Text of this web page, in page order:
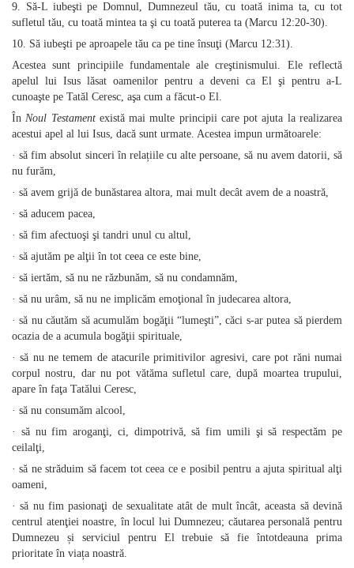
9. Să‑L iubeşti pe Domnul, Dumnezeul tău, cu toată inima ta, cu tot
sufletul tău, cu toată mintea ta şi cu toată puterea ta (Marcu 12:20‑30).
10. Să iubeşti pe aproapele tău ca pe tine însuţi (Marcu 12:31).
Acestea sunt principiile fundamentale ale creştinismului. Ele reflectă
apelul lui Isus lăsat oamenilor pentru a deveni ca El şi pentru a‑L
cunoaşte pe Tatăl Ceresc, aşa cum a făcut‑o El.
ÎnNoul Testamentexistă mai multe principii care pot ajuta la realizarea
acestui apel al lui Isus, dacă sunt urmate. Acestea impun următoarele:
· să fim absolut sinceri în relațiile cu alte persoane, să nu avem datorii, să
nu furăm,
· să avem grijă de bunăstarea altora, mai mult decât avem de a noastră,
· să aducem pacea,
· să fim afectuoşi şi tandri unul cu altul,
· să ajutăm pe alţii în tot ceea ce este bine,
· să iertăm, să nu ne răzbunăm, să nu condamnăm,
· să nu urâm, să nu ne implicăm emoţional în judecarea altora,
· să nu căutăm să acumulăm bogăţii “lumeşti”, căci s‑ar putea să pierdem
ocazia de a acumula bogăţii spirituale,
· să nu ne temem de atacurile primitivilor agresivi, care pot răni numai
corpul nostru, dar nu pot vătăma sufletul care, după moartea trupului,
apare în faţa Tatălui Ceresc,
· să nu consumăm alcool,
· să nu fim aroganţi, ci, dimpotrivă, să fim umili şi să respectăm pe
ceilalţi,
· să ne străduim să facem tot ceea ce e posibil pentru a ajuta spiritual alţi
oameni,
· să nu fim pasionaţi de sexualitate atât de mult încât, aceasta să devină
centrul atenţiei noastre, în locul lui Dumnezeu; căutarea personală pentru
Dumnezeu și serviciul pentru El trebuie să fie întotdeauna prima
prioritate în viața noastră.